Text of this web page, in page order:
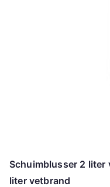
Schuimblusser 2 liter
liter vetbrand